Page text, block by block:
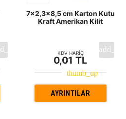
7x2,3x8,5 cm Karton Kutu
Kraft Amerikan Kilit
KDV HARİÇ
0,01 TL
AYRINTILAR